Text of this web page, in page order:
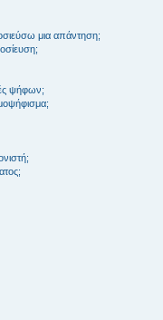
μια απάντηση;
ψήφων;